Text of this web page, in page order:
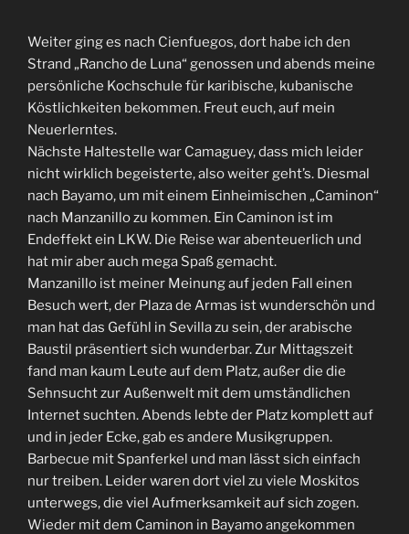
Weiter ging es nach Cienfuegos, dort habe ich den
Strand „Rancho de Luna“ genossen und abends meine
persönliche Kochschule für karibische, kubanische
Köstlichkeiten bekommen. Freut euch, auf mein
Neuerlerntes.
Nächste Haltestelle war Camaguey, dass mich leider
nicht wirklich begeisterte, also weiter geht’s. Diesmal
nach Bayamo, um mit einem Einheimischen „Caminon“
nach Manzanillo zu kommen. Ein Caminon ist im
Endeffekt ein LKW. Die Reise war abenteuerlich und
hat mir aber auch mega Spaß gemacht.
Manzanillo ist meiner Meinung auf jeden Fall einen
Besuch wert, der Plaza de Armas ist wunderschön und
man hat das Gefühl in Sevilla zu sein, der arabische
Baustil präsentiert sich wunderbar. Zur Mittagszeit
fand man kaum Leute auf dem Platz, außer die die
Sehnsucht zur Außenwelt mit dem umständlichen
Internet suchten. Abends lebte der Platz komplett auf
und in jeder Ecke, gab es andere Musikgruppen.
Barbecue mit Spanferkel und man lässt sich einfach
nur treiben. Leider waren dort viel zu viele Moskitos
unterwegs, die viel Aufmerksamkeit auf sich zogen.
Wieder mit dem Caminon in Bayamo angekommen